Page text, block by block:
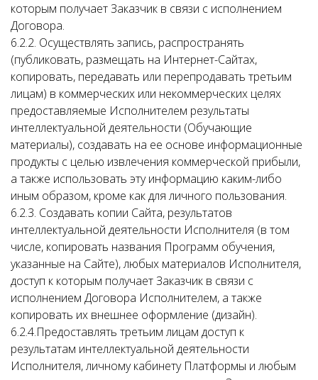
которым получает Заказчик в связи с исполнением
Договора.
6.2.2. Осуществлять запись, распространять
(публиковать, размещать на Интернет-Сайтах,
копировать, передавать или перепродавать третьим
лицам) в коммерческих или некоммерческих целях
предоставляемые Исполнителем результаты
интеллектуальной деятельности (Обучающие
материалы), создавать на ее основе информационные
продукты с целью извлечения коммерческой прибыли,
а также использовать эту информацию каким-либо
иным образом, кроме как для личного пользования.
6.2.3. Создавать копии Сайта, результатов
интеллектуальной деятельности Исполнителя (в том
числе, копировать названия Программ обучения,
указанные на Сайте), любых материалов Исполнителя,
доступ к которым получает Заказчик в связи с
исполнением Договора Исполнителем, а также
копировать их внешнее оформление (дизайн).
6.2.4.Предоставлять третьим лицам доступ к
результатам интеллектуальной деятельности
Исполнителя, личному кабинету Платформы и любым